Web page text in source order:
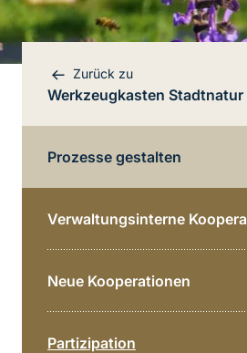
Bereichsnavigation
Direkt zur
Zurück zu
Werkzeugkasten Stadtnatur
Prozesse gestalten
Verwaltungsinterne
Neue Kooperationen
Partizipation